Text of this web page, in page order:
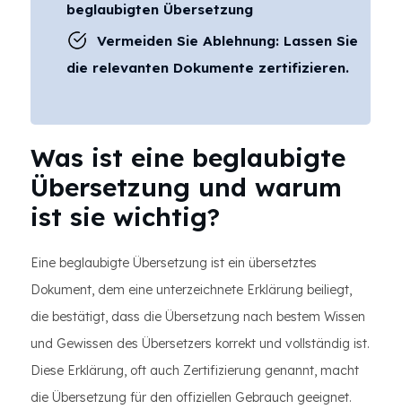
beglaubigten Übersetzung
Vermeiden Sie Ablehnung: Lassen Sie
die relevanten Dokumente zertifizieren.
Was ist eine beglaubigte
Übersetzung und warum
ist sie wichtig?
Eine beglaubigte Übersetzung ist ein übersetztes
Dokument, dem eine unterzeichnete Erklärung beiliegt,
die bestätigt, dass die Übersetzung nach bestem Wissen
und Gewissen des Übersetzers korrekt und vollständig ist.
Diese Erklärung, oft auch Zertifizierung genannt, macht
die Übersetzung für den offiziellen Gebrauch geeignet.